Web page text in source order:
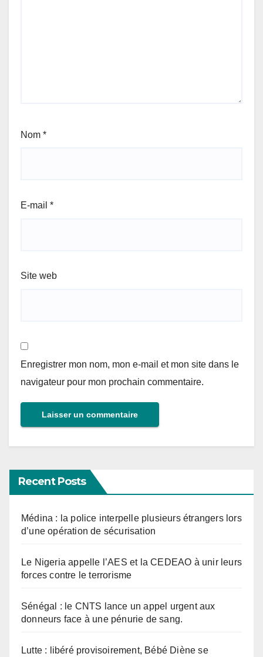
Nom *
E-mail *
Site web
Enregistrer mon nom, mon e-mail et mon site dans le
navigateur pour mon prochain commentaire.
Recent Posts
Médina : la police interpelle plusieurs étrangers lors
d’une opération de sécurisation
Le Nigeria appelle l’AES et la CEDEAO à unir leurs
forces contre le terrorisme
Sénégal : le CNTS lance un appel urgent aux
donneurs face à une pénurie de sang.
Lutte : libéré provisoirement, Bébé Diène se